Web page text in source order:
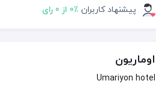
پیشنهاد کاربران 0٪ از 0 رای
اوماریون
Umariyon hotel